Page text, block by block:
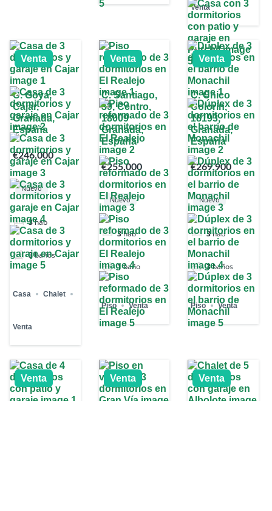
Venta
Venta
C. Goya,
Cájar,
Granada,
España
€246,000
Nuevo
3hab
3baños
Casa Chalet
Venta
Venta
C. Santiago,
39, Centro,
18009
Granada,
España
€255,000
Nuevo
3hab
1baño
Piso Venta
Venta
C. Chico
Colorín,
18193,
Granada,
España
€269,900
Nuevo
3hab
3baños
Piso Venta
Venta Venta Venta